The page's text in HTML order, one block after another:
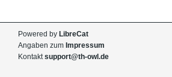
Powered by LibreCat
Angaben zum Impressum
Kontaktsupport@th-owl.de